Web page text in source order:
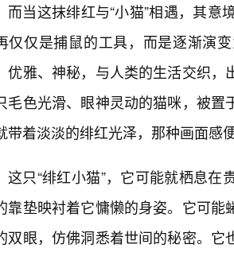
而当这抹绯红与“小猫”相遇，其
仅仅是捕鼠的工具，而是逐渐演
优雅、神秘，与人类的生活交织
毛色光滑、眼神灵动的猫咪，被
带着淡淡的绯红光泽，那种画面感
这只“绯红小猫”，它可能就栖息
靠垫映衬着它慵懒的身姿。它可
双眼，仿佛洞悉着世间的秘密。